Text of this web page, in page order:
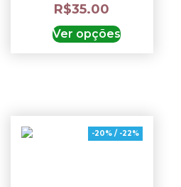
R$35.00
Ver opções
-20% / -22%